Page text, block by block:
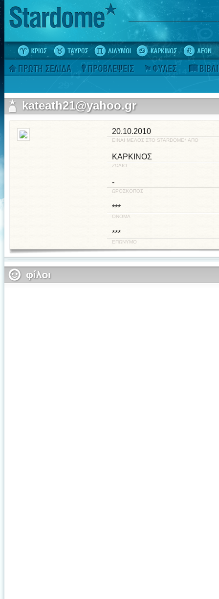
kateath21@yahoo.gr
20.10.2010
ΕΙΝΑΙ ΜΕΛΟΣ ΣΤΟ STARDOME* ΑΠΟ
ΚΑΡΚΙΝΟΣ
ΖΩΔΙΟ
-
ΩΡΟΣΚΟΠΟΣ
***
ΟΝΟΜΑ
***
ΕΠΩΝΥΜΟ